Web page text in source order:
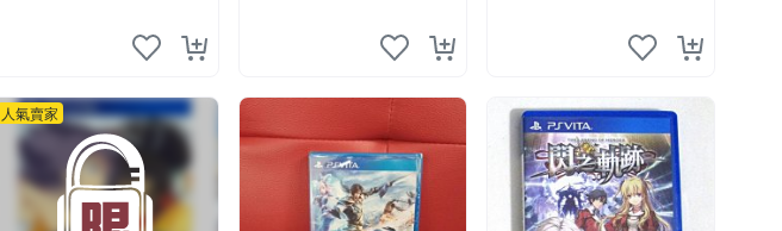
人氣賣家